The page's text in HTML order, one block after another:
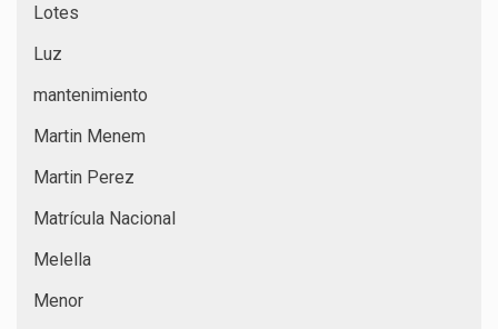
Lotes
Luz
mantenimiento
Martin Menem
Martin Perez
Matrícula Nacional
Melella
Menor